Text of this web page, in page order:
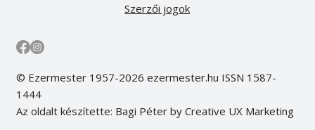
Szerzői jogok
© Ezermester 1957-2026 ezermester.hu ISSN 1587-
1444
Az oldalt készítette: Bagi Péter by Creative UX Marketing